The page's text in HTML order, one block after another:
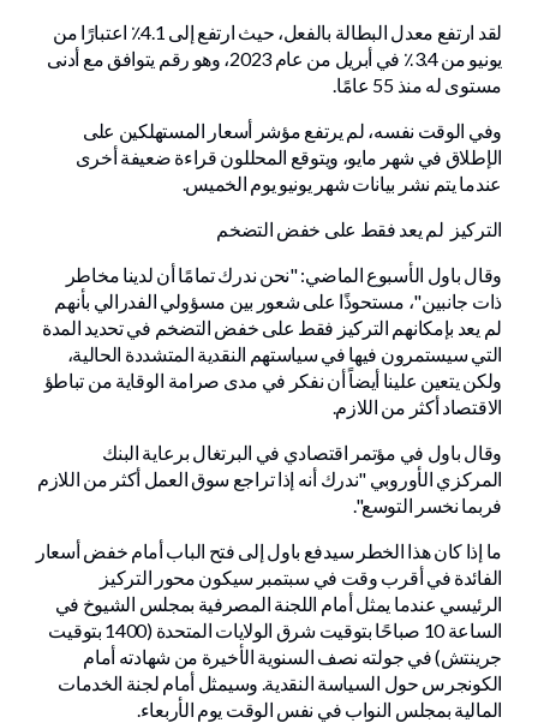
لقد ارتفع معدل البطالة بالفعل، حيث ارتفع إلى 4.1٪ اعتبارًا من
يونيو من 3.4٪ في أبريل من عام 2023، وهو رقم يتوافق مع أدنى
مستوى له منذ 55 عامًا.
وفي الوقت نفسه، لم يرتفع مؤشر أسعار المستهلكين على
الإطلاق في شهر مايو، ويتوقع المحللون قراءة ضعيفة أخرى
عندما يتم نشر بيانات شهر يونيو يوم الخميس.
التركيز لم يعد فقط على خفض التضخم
وقال باول الأسبوع الماضي: "نحن ندرك تمامًا أن لدينا مخاطر
ذات جانبين"، مستحوذًا على شعور بين مسؤولي الفدرالي بأنهم
لم يعد بإمكانهم التركيز فقط على خفض التضخم في تحديد المدة
التي سيستمرون فيها في سياستهم النقدية المتشددة الحالية،
ولكن يتعين علينا أيضاً أن نفكر في مدى صرامة الوقاية من تباطؤ
الاقتصاد أكثر من اللازم.
وقال باول في مؤتمر اقتصادي في البرتغال برعاية البنك
المركزي الأوروبي "ندرك أنه إذا تراجع سوق العمل أكثر من اللازم
فربما نخسر التوسع".
ما إذا كان هذا الخطر سيدفع باول إلى فتح الباب أمام خفض أسعار
الفائدة في أقرب وقت في سبتمبر سيكون محور التركيز
الرئيسي عندما يمثل أمام اللجنة المصرفية بمجلس الشيوخ في
الساعة 10 صباحًا بتوقيت شرق الولايات المتحدة (1400 بتوقيت
جرينتش) في جولته نصف السنوية الأخيرة من شهادته أمام
الكونجرس حول السياسة النقدية. وسيمثل أمام لجنة الخدمات
المالية بمجلس النواب في نفس الوقت يوم الأربعاء.